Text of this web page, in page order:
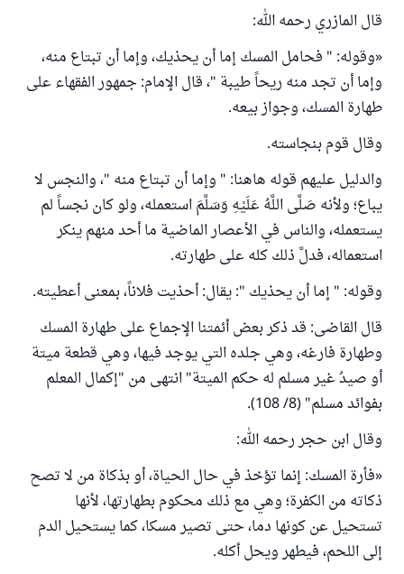
قال المازري رحمه الله:
«وقوله: " فحامل المسك إما أن يحذيك، وإما أن تبتاع منه،
وإما أن تجد منه ريحاً طيبة "، قال الإمام: جمهور الفقهاء على
طهارة المسك، وجواز بيعه.
وقال قوم بنجاسته.
والدليل عليهم قوله هاهنا: " وإما أن تبتاع منه "، والنجس لا
يباع؛ ولأنه صَلَّى اللَّهُ عَلَيْهِ وَسَلَّمَ استعمله، ولو كان نجساً لم
يستعمله، والناس في الأعصار الماضية ما أحد منهم ينكر
استعماله، فدلَّ ذلك كله على طهارته.
وقوله: " إما أن يحذيك ": يقال: أحذيت فلاناً، بمعنى أعطيته.
قال القاضى: قد ذكر بعض أئمتنا الإجماع على طهارة المسك
وطهارة فارغه، وهي جلده التي يوجد فيها، وهي قطعة ميتة
أو صيدُ غير مسلم له حكم الميتة" انتهى من "إكمال المعلم
بفوائد مسلم" (8/ 108).
وقال ابن حجر رحمه الله:
«فأرة المسك: إنما تؤخذ في حال الحياة، ‌أو ‌بذكاة ‌من ‌لا ‌تصح
‌ذكاته ‌من ‌الكفرة؛ وهي مع ذلك محكوم بطهارتها، لأنها
تستحيل عن كونها دما، حتى تصير مسكا، كما يستحيل الدم
إلى اللحم، فيطهر ويحل أكله.